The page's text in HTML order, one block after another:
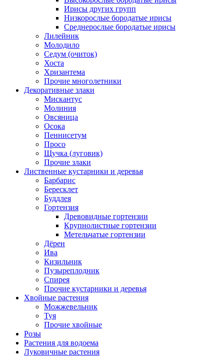
Ирисы других групп
Низкорослые бородатые ирисы
Среднерослые бородатые ирисы
Лилейник
Молодило
Седум (очиток)
Хоста
Хризантема
Прочие многолетники
Декоративные злаки
Мискантус
Молиния
Овсяница
Осока
Пеннисетум
Просо
Щучка (луговик)
Прочие злаки
Лиственные кустарники и деревья
Барбарис
Бересклет
Буддлея
Гортензия
Древовидные гортензии
Крупнолистные гортензии
Метельчатые гортензии
Дёрен
Ива
Кизильник
Пузыреплодник
Спирея
Прочие кустарники и деревья
Хвойные растения
Можжевельник
Туя
Прочие хвойные
Розы
Растения для водоема
Луковичные растения